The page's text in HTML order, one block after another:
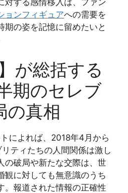
対する感情移入は、ファン
ョンフィギュアへの需要を
期の姿を記憶に留めたいと
が総括する
期のセレブ
の真相
によれば、2018年4月から
ティたちの人間関係は激し
の破局や新たな交際は、世
観に対しても無意識のうち
。報道された情報の正確性